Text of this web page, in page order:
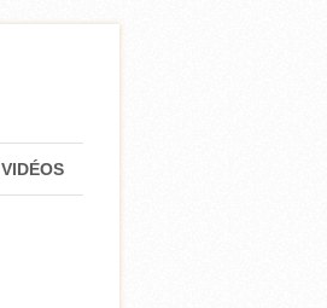
VIDÉOS